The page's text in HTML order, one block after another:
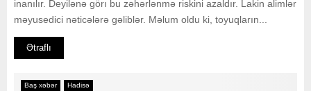
inanılır. Deyilənə görı bu zəhərlənmə riskini azaldır. Lakin alimlər
məyusedici nəticələrə gəliblər. Məlum oldu ki, toyuqların...
Ətraflı
Baş xəbər Hadisə